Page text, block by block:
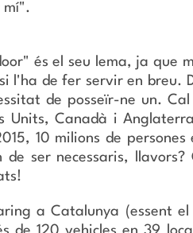
mí".
és el seu lema, ja que
l'ha de fer servir en breu.
de posseïr-ne un.
Units, Canadà i
10 milions de persones
ser necessaris, llavors?
a Catalunya (essent